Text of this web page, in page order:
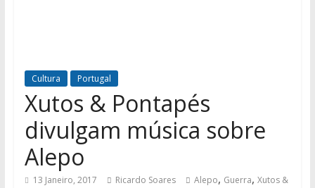
Cultura Portugal
Xutos & Pontapés
divulgam música sobre
Alepo
13 Janeiro, 2017 Ricardo Soares Alepo, Guerra, Xutos &